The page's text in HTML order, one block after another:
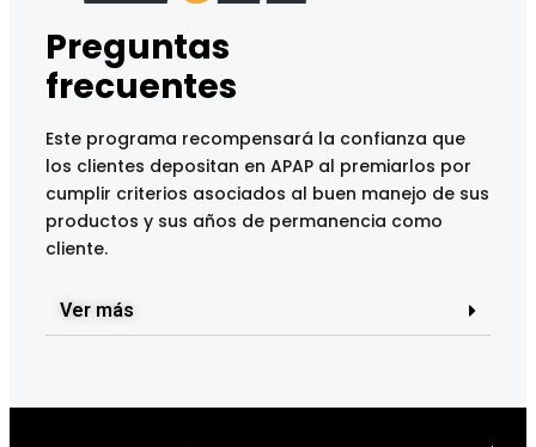
Preguntas
frecuentes
Este programa recompensará la confianza que
los clientes depositan en APAP al premiarlos por
cumplir criterios asociados al buen manejo de sus
productos y sus años de permanencia como
cliente.
Ver más